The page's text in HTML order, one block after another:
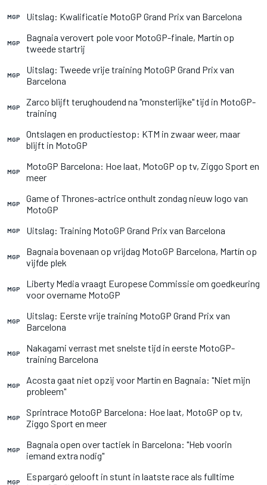
MGP Uitslag: Kwalificatie MotoGP Grand Prix van Barcelona
MGP
Bagnaia verovert pole voor MotoGP-finale, Martín op
tweede startrij
MGP
Uitslag: Tweede vrije training MotoGP Grand Prix van
Barcelona
MGP
Zarco blijft terughoudend na "monsterlijke" tijd in MotoGP-
training
MGP
Ontslagen en productiestop: KTM in zwaar weer, maar
blijft in MotoGP
MGP
MotoGP Barcelona: Hoe laat, MotoGP op tv, Ziggo Sport en
meer
MGP
Game of Thrones-actrice onthult zondag nieuw logo van
MotoGP
MGP Uitslag: Training MotoGP Grand Prix van Barcelona
MGP
Bagnaia bovenaan op vrijdag MotoGP Barcelona, Martín op
vijfde plek
MGP
Liberty Media vraagt Europese Commissie om goedkeuring
voor overname MotoGP
MGP
Uitslag: Eerste vrije training MotoGP Grand Prix van
Barcelona
MGP
Nakagami verrast met snelste tijd in eerste MotoGP-
training Barcelona
MGP
Acosta gaat niet opzij voor Martín en Bagnaia: "Niet mijn
probleem"
MGP
Sprintrace MotoGP Barcelona: Hoe laat, MotoGP op tv,
Ziggo Sport en meer
MGP
Bagnaia open over tactiek in Barcelona: "Heb voorin
iemand extra nodig"
MGP
Espargaró gelooft in stunt in laatste race als fulltime